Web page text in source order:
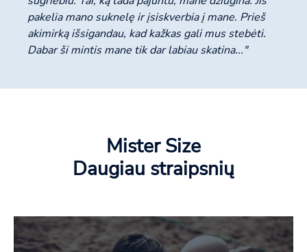
pakelia mano suknelę ir įsiskverbia į mane. Prieš
akimirką išsigandau, kad kažkas gali mus stebėti.
Dabar ši mintis mane tik dar labiau skatina..."
Mister Size
Daugiau straipsnių